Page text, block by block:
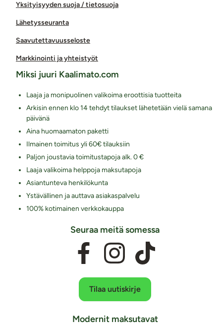
Yksityisyyden suoja / tietosuoja
Lähetysseuranta
Saavutettavuusseloste
Markkinointi ja yhteistyöt
Miksi juuri Kaalimato.com
Laaja ja monipuolinen valikoima eroottisia tuotteita
Arkisin ennen klo 14 tehdyt tilaukset lähetetään vielä samana
päivänä
Aina huomaamaton paketti
Ilmainen toimitus yli 60€ tilauksiin
Paljon joustavia toimitustapoja alk. 0 €
Laaja valikoima helppoja maksutapoja
Asiantunteva henkilökunta
Ystävällinen ja auttava asiakaspalvelu
100% kotimainen verkkokauppa
Seuraa meitä somessa
Tilaa uutiskirje
Modernit maksutavat